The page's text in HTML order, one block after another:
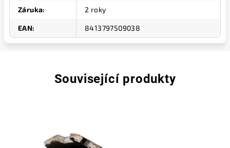
Záruka: 2 roky
EAN: 8413797509038
Související produkty